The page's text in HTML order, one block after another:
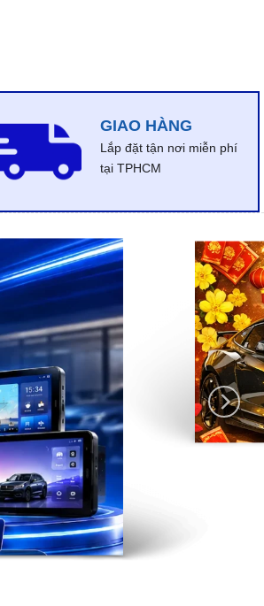
GIAO HÀNG
Lắp đặt tận nơi miễn phí
tại TPHCM